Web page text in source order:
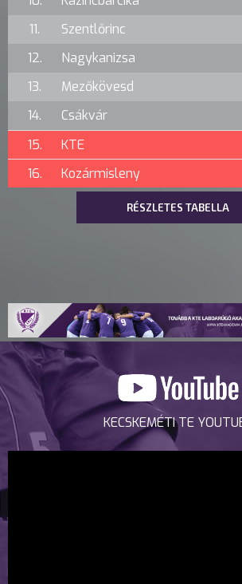
11.
Szentlőrinc
12.
Nagykanizsa
13.
Mezőkövesd
14.
Csákvár
15.
KTE
16.
Kozármisleny
RÉSZLETES TABELLA
KECSKEMÉTI TE